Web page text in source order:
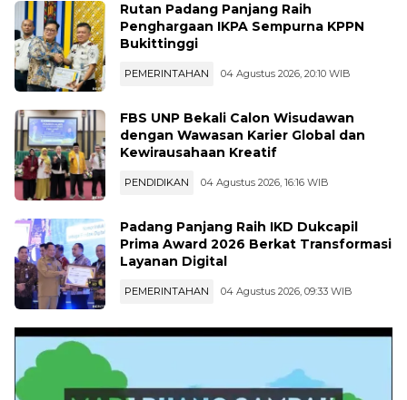
Rutan Padang Panjang Raih
Penghargaan IKPA Sempurna KPPN
Bukittinggi
PEMERINTAHAN 04 Agustus 2026, 20:10 WIB
FBS UNP Bekali Calon Wisudawan
dengan Wawasan Karier Global dan
Kewirausahaan Kreatif
PENDIDIKAN 04 Agustus 2026, 16:16 WIB
Padang Panjang Raih IKD Dukcapil
Prima Award 2026 Berkat Transformasi
Layanan Digital
PEMERINTAHAN 04 Agustus 2026, 09:33 WIB